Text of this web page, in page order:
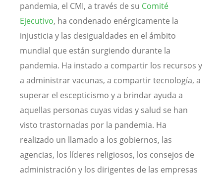
pandemia, el CMI, a través de su Comité
Ejecutivo, ha condenado enérgicamente la
injusticia y las desigualdades en el ámbito
mundial que están surgiendo durante la
pandemia. Ha instado a compartir los recursos y
a administrar vacunas, a compartir tecnología, a
superar el escepticismo y a brindar ayuda a
aquellas personas cuyas vidas y salud se han
visto trastornadas por la pandemia. Ha
realizado un llamado a los gobiernos, las
agencias, los líderes religiosos, los consejos de
administración y los dirigentes de las empresas